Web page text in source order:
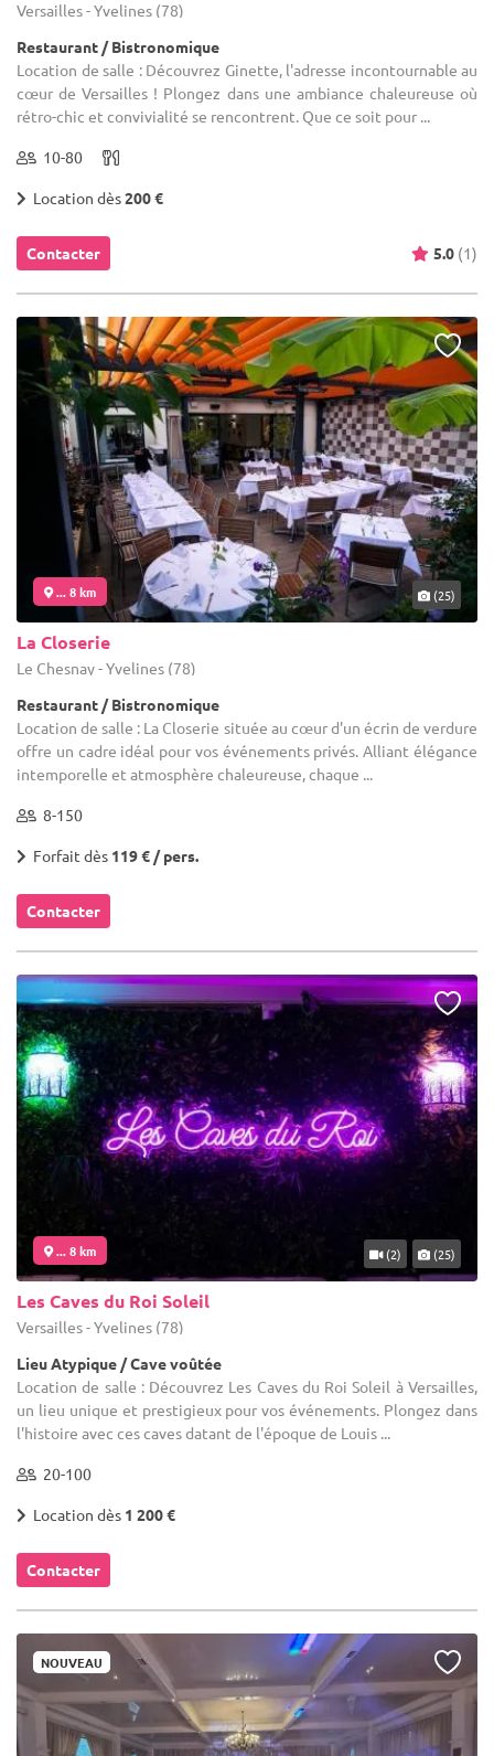
Versailles - Yvelines (78)
Restaurant / Bistronomique
Location de salle : Découvrez Ginette, l'adresse incontournable au
cœur de Versailles ! Plongez dans une ambiance chaleureuse où
rétro-chic et convivialité se rencontrent. Que ce soit pour ...
10-80
Location dès200 €
Contacter 5.0 (1)
... 8 km (25)
La Closerie
Le Chesnay - Yvelines (78)
Restaurant / Bistronomique
Location de salle : La Closerie située au cœur d'un écrin de verdure
offre un cadre idéal pour vos événements privés. Alliant élégance
intemporelle et atmosphère chaleureuse, chaque ...
8-150
Forfait dès 119 € / pers.
Contacter
... 8 km (2) (25)
Les Caves du Roi Soleil
Versailles - Yvelines (78)
Lieu Atypique / Cave voûtée
Location de salle : Découvrez Les Caves du Roi Soleil à Versailles,
un lieu unique et prestigieux pour vos événements. Plongez dans
l'histoire avec ces caves datant de l'époque de Louis ...
20-100
Location dès 1 200 €
Contacter
NOUVEAU